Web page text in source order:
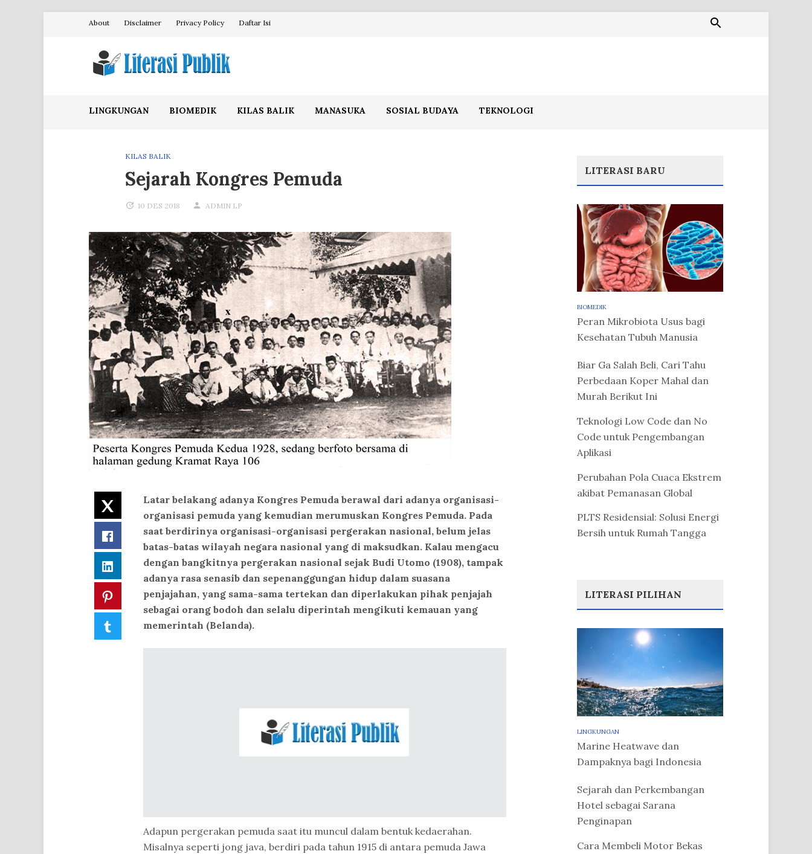
About Disclaimer Privacy Policy Daftar Isi
LINGKUNGAN BIOMEDIK KILAS BALIK MANASUKA SOSIAL BUDAYA TEKNOLOGI
KILAS BALIK
Sejarah Kongres Pemuda
10 DES 2018 ADMIN LP
Twitter
Facebook
LinkedIn
Pinterest
Tumblr
Latar belakang adanya Kongres Pemuda berawal dari adanya organisasi-
organisasi pemuda yang kemudian merumuskan Kongres Pemuda. Pada
saat berdirinya organisasi-organisasi pergerakan nasional, belum jelas
batas-batas wilayah negara nasional yang di maksudkan. Kalau mengacu
dengan bangkitnya pergerakan nasional sejak Budi Utomo (1908), tampak
adanya rasa senasib dan sepenanggungan hidup dalam suasana
penjajahan, yang sama-sama tertekan dan diperlakukan pihak penjajah
sebagai orang bodoh dan selalu diperintah mengikuti kemauan yang
memerintah (Belanda).
Adapun pergerakan pemuda saat itu muncul dalam bentuk kedaerahan.
Misalnya seperti jong java, berdiri pada tahun 1915 di antara pemuda Jawa
LITERASI BARU
BIOMEDIK
Peran Mikrobiota Usus bagi
Kesehatan Tubuh Manusia
Biar Ga Salah Beli, Cari Tahu
Perbedaan Koper Mahal dan
Murah Berikut Ini
Teknologi Low Code dan No
Code untuk Pengembangan
Aplikasi
Perubahan Pola Cuaca Ekstrem
akibat Pemanasan Global
PLTS Residensial: Solusi Energi
Bersih untuk Rumah Tangga
LITERASI PILIHAN
LINGKUNGAN
Marine Heatwave dan
Dampaknya bagi Indonesia
Sejarah dan Perkembangan
Hotel sebagai Sarana
Penginapan
Cara Membeli Motor Bekas